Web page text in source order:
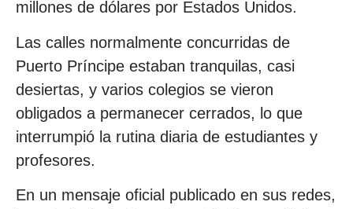
millones de dólares por Estados Unidos.
Las calles normalmente concurridas de
Puerto Príncipe estaban tranquilas, casi
desiertas, y varios colegios se vieron
obligados a permanecer cerrados, lo que
interrumpió la rutina diaria de estudiantes y
profesores.
En un mensaje oficial publicado en sus redes,